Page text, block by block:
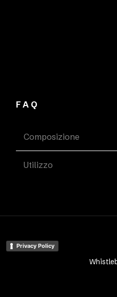
FAQ
Composizione
Utilizzo
Privacy Policy